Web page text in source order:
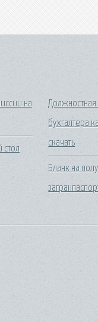
на
стол
Должностная
бухгалтера
скачать
Бланк на